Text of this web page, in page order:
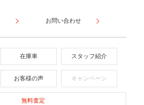
お問い合わせ
在庫車 スタッフ紹介
お客様の声 キャンペーン
無料査定